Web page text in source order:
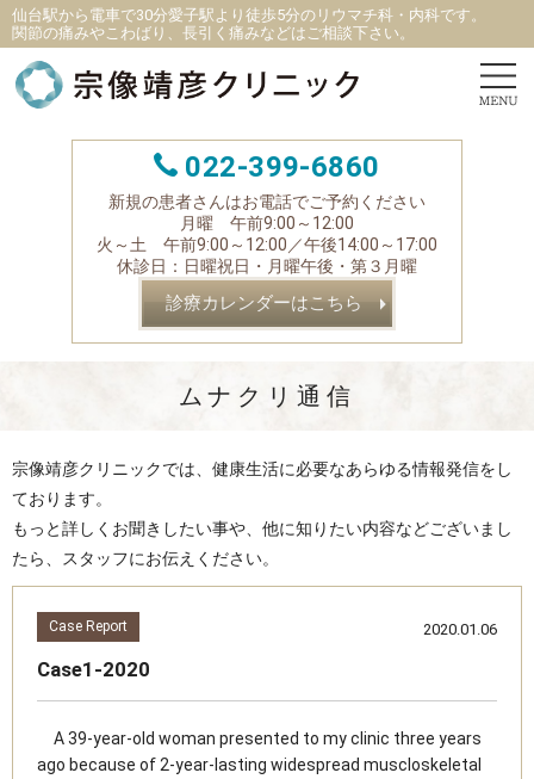
仙台駅から電車で30分愛子駅より徒歩5分の リウマチ科 ・ 内科です。
関節の痛みやこわばり、長引く痛みなどはご相談下さい。
022-399-6860
新規の患者さんはお電話でご予約ください
月曜 午前9:00～12:00
火～土 午前9:00～12:00／午後14:00～17:00
休診日：日曜祝日・月曜午後・第３月曜
診療カレンダーはこちら
ムナクリ通信
宗像靖彦クリニックでは、健康生活に必要なあらゆる情報発信をし
ております。
もっと詳しくお聞きしたい事や、他に知りたい内容などございまし
たら、スタッフにお伝えください。
Case Report
Case1-2020
2020.01.06
A 39-year-old woman presented to my clinic three years
ago because of 2-year-lasting widespread muscloskeletal